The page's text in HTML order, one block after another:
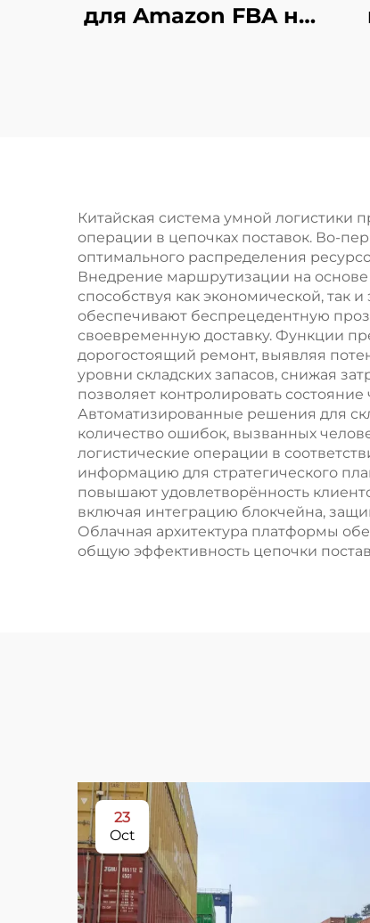
для Amazon FBA на
Китайская система умной
операции в цепочках поставок. Во-
оптимального распределения
Внедрение маршрутизации на основе
способствуя как экономической, так
обеспечивают беспрецедентную
своевременную доставку. Функции
дорогостоящий ремонт, выявляя
уровни складских запасов, снижая
позволяет контролировать
Автоматизированные решения для
количество ошибок, вызванных
логистические операции в
информацию для стратегического
повышают удовлетворённость
включая интеграцию блокчейна,
Облачная архитектура платформы
общую эффективность цепочки
23
Oct